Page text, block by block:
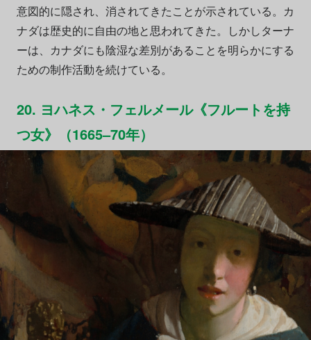
意図的に隠され、消されてきたことが示されている。カ
ナダは歴史的に自由の地と思われてきた。しかしターナ
ーは、カナダにも陰湿な差別があることを明らかにする
ための制作活動を続けている。
20. ヨハネス・フェルメール《フルートを持
つ女》（1665–70年）